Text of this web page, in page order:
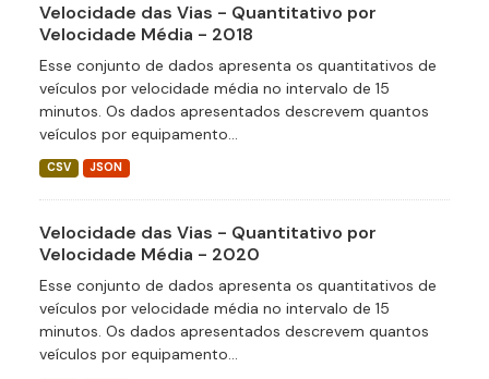
Velocidade das Vias - Quantitativo por
Velocidade Média - 2018
Esse conjunto de dados apresenta os quantitativos de
veículos por velocidade média no intervalo de 15
minutos. Os dados apresentados descrevem quantos
veículos por equipamento...
CSV JSON
Velocidade das Vias - Quantitativo por
Velocidade Média - 2020
Esse conjunto de dados apresenta os quantitativos de
veículos por velocidade média no intervalo de 15
minutos. Os dados apresentados descrevem quantos
veículos por equipamento...